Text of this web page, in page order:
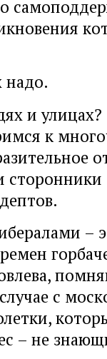
надо.
и улицах?
к
–
с
– не